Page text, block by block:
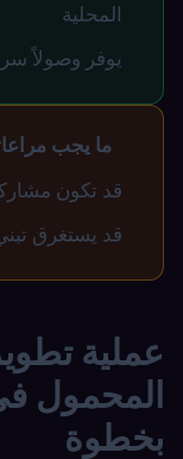
المحلية
يوفر وصولاً
ما يجب
قد تكون
قد يستغرق
عملية
المحمول
بخطوة